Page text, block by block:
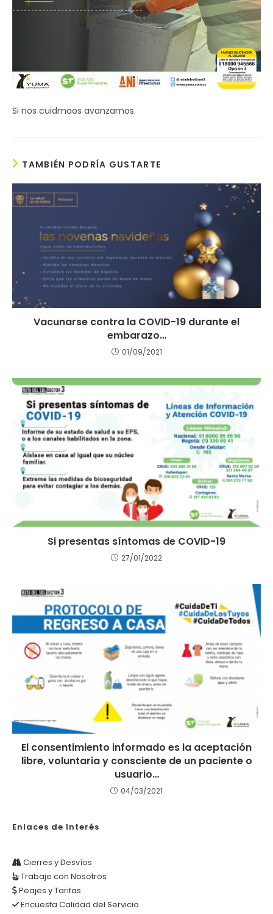
Si nos cuidmaos avanzamos.
TAMBIÉN PODRÍA GUSTARTE
Vacunarse contra la COVID-19 durante el
embarazo…
01/09/2021
Si presentas síntomas de COVID-19
27/01/2022
El consentimiento informado es la aceptación
libre, voluntaria y consciente de un paciente o
usuario…
04/03/2021
Enlaces de Interés
Cierres y Desvíos
Trabaje con Nosotros
Peajes y Tarifas
Encuesta Calidad del Servicio